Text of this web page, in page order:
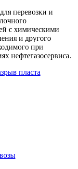
перевозки и
с химическими
и другого
при
нефтегазосервиса.
пласта